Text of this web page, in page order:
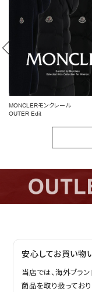
BLOUSE/SHIRT
デイリーにもオフィスにも◎
安心してお買い物
当店では、海外ブラ
商品を取り扱っており